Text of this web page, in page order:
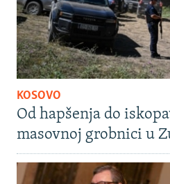
KOSOVO
Od hapšenja do
masovnoj grobnici u